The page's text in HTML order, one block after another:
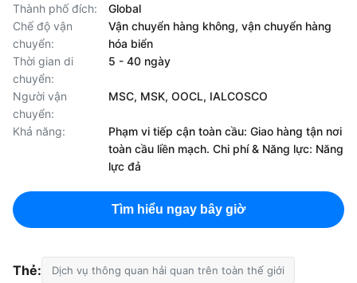
Thành phố đích:
Global
Chế độ vận
chuyển:
Vận chuyển hàng không, vận chuyển hàng
hóa biển
Thời gian di
chuyển:
5 - 40 ngày
Người vận
chuyển:
MSC, MSK, OOCL, IALCOSCO
Khả năng:
Phạm vi tiếp cận toàn cầu: Giao hàng tận nơi
toàn cầu liền mạch. Chi phí & Năng lực: Năng
lực đả
Tìm hiểu ngay bây giờ
Thẻ: Dịch vụ thông quan hải quan trên toàn thế giới